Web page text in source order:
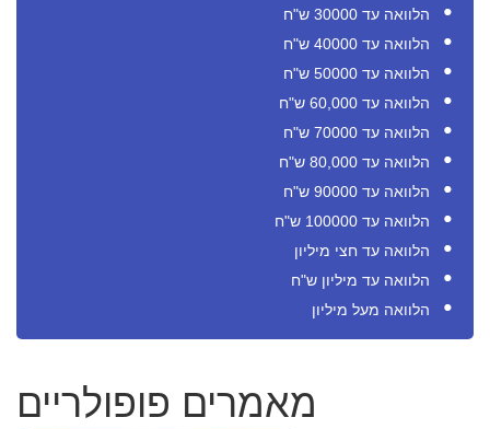
הלוואה עד 30000 ש"ח
הלוואה עד 40000 ש"ח
הלוואה עד 50000 ש"ח
הלוואה עד 60,000 ש"ח
הלוואה עד 70000 ש"ח
הלוואה עד 80,000 ש"ח
הלוואה עד 90000 ש"ח
הלוואה עד 100000 ש"ח
הלוואה עד חצי מיליון
הלוואה עד מיליון ש"ח
הלוואה מעל מיליון
מאמרים פופולריים